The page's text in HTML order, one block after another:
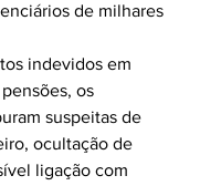
de milhares
indevidos em
os
suspeitas de
ocultação de
ligação com